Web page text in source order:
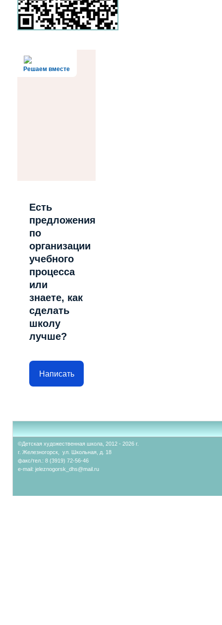
Решаем вместе
Есть
предложения
по
организации
учебного
процесса
или
знаете, как
сделать
школу
лучше?
Написать
©Детская художественная школа, 2012 - 2026 г.
г. Железногорск, ул. Школьная, д. 18
факс/тел.: 8 (3919) 72-56-46
e-mail: jeleznogorsk_dhs@mail.ru